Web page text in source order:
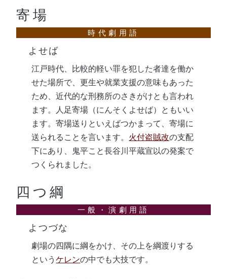
寄場
よせば
江戸時代、比較的軽い罪を犯した者達を働か
せた場所で、更生や就業支援の意味もあった
ため、近代的な刑務所のさきがけとも言われ
ます。人足寄場（にんそくよせば）ともいい
ます。寄場送りといえばつかまって、寄場に
送られることを言います。 火付盗賊改の支配
下にあり、鬼平こと長谷川平蔵宣以の発案で
つくられました。
四つ綱
よつづな
劇場の四隅に綱をかけ、その上を綱渡りする
というケレンの中でも大技です。